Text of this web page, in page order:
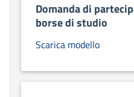
Domanda di
borse di studio
Scarica modello